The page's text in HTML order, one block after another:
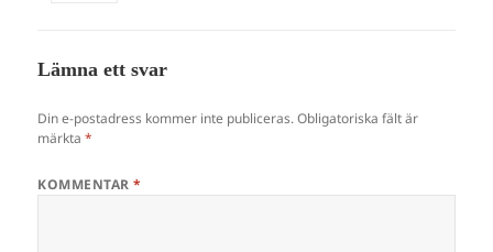
Lämna ett svar
Din e-postadress kommer inte publiceras. Obligatoriska fält är
märkta*
KOMMENTAR*